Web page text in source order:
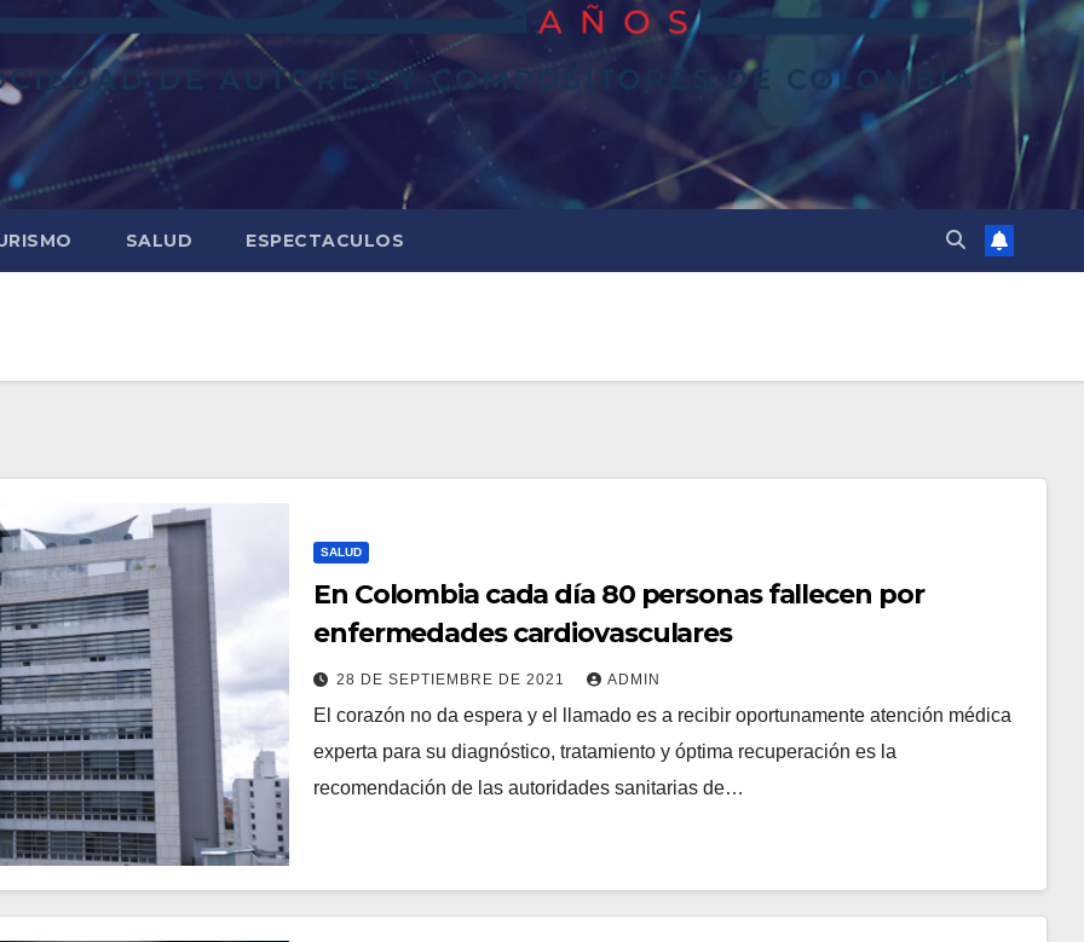
SALUD ESPECTACULOS
SALUD
En Colombia cada día 80 personas fallecen por
enfermedades cardiovasculares
28 DE SEPTIEMBRE DE 2021 ADMIN
El corazón no da espera y el llamado es a recibir oportunamente atención médica
experta para su diagnóstico, tratamiento y óptima recuperación es la
recomendación de las autoridades sanitarias de…